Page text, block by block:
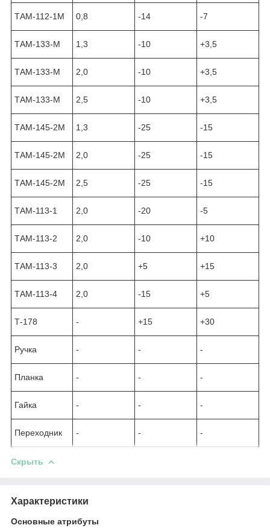
ТАМ-112-1М 0,8 -14 -7
ТАМ-133-М 1,3 -10 +3,5
ТАМ-133-М 2,0 -10 +3,5
ТАМ-133-М 2,5 -10 +3,5
ТАМ-145-2М 1,3 -25 -15
ТАМ-145-2М 2,0 -25 -15
ТАМ-145-2М 2,5 -25 -15
ТАМ-113-1 2,0 -20 -5
ТАМ-113-2 2,0 -10 +10
ТАМ-113-3 2,0 +5 +15
ТАМ-113-4 2,0 -15 +5
Т-178 - +15 +30
Ручка - - -
Планка - - -
Гайка - - -
Переходник - - -
Скрыть
Характеристики
Основные атрибуты